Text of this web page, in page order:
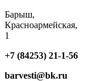
Барыш,
Красноармейская,
1
+7 (84253) 21-1-56
barvesti@bk.ru